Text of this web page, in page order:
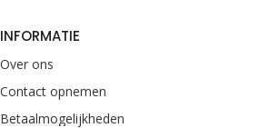
INFORMATIE
Over ons
Contact opnemen
Betaalmogelijkheden